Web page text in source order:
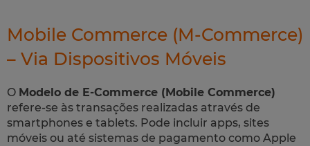
Mobile Commerce (M-Commerce)
– Via Dispositivos Móveis
O Modelo de E-Commerce (Mobile Commerce)
refere-se às transações realizadas através de
smartphones e tablets. Pode incluir apps, sites
móveis ou até sistemas de pagamento como Apple